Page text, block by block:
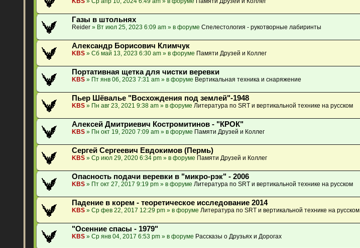
Газы в штольнях
Reider » Вт июл 25, 2023 6:09 am » в форумеСпелестология - рукотворные лабиринты
Александр Борисович Климчук
KBS » Сб май 13, 2023 6:30 am » в форуме Памяти Друзей и Коллег
Портативная щетка для чистки веревки
KBS » Пт янв 06, 2023 7:31 am » в форуме Вертикальная техника и снаряжение
Пьер Шёвалье "Восхождения под землей"-1948
KBS » Пн авг 23, 2021 9:38 am » в форуме Литература по SRT и вертикальной технике на русском
Алексей Дмитриевич Костромитинов - "КРОК"
KBS » Пн окт 19, 2020 7:09 am » в форуме Памяти Друзей и Коллег
Сергей Сергеевич Евдокимов (Пермь)
KBS » Ср июл 29, 2020 6:34 pm » в форуме Памяти Друзей и Коллег
Опасность подачи веревки в "микро-рэк" - 2006
KBS » Пт окт 27, 2017 9:19 pm » в форуме Литература по SRT и вертикальной технике на русском
Падение в корем - теоретическое исследование 2014
KBS » Ср фев 22, 2017 12:29 pm » в форуме Литература по SRT и вертикальной технике на русском
"Осенние спасы - 1979"
KBS » Ср янв 04, 2017 6:53 pm » в форуме Рассказы о Друзьях и Дорогах